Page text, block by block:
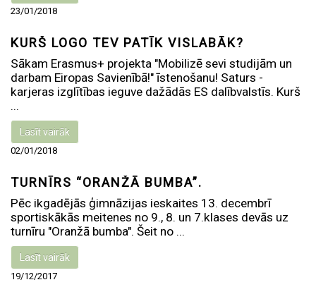
23/01/2018
KURŠ LOGO TEV PATĪK VISLABĀK?
Sākam Erasmus+ projekta "Mobilizē sevi studijām un
darbam Eiropas Savienībā!" īstenošanu! Saturs -
karjeras izglītības ieguve dažādās ES dalībvalstīs. Kurš
...
Lasīt vairāk
02/01/2018
TURNĪRS “ORANŽĀ BUMBA”.
Pēc ikgadējās ģimnāzijas ieskaites 13. decembrī
sportiskākās meitenes no 9., 8. un 7.klases devās uz
turnīru "Oranžā bumba". Šeit no ...
Lasīt vairāk
19/12/2017